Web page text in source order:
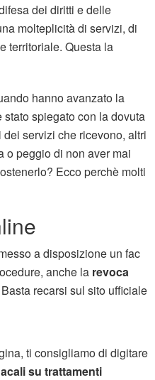
dei diritti e delle
molteplicità di servizi, di
territoriale. Questa la
hanno avanzato la
spiegato con la dovuta
servizi che ricevono, altri
o peggio di non aver mai
Ecco perchè molti
a disposizione un fac
anche la revoca
recarsi sul sito ufficiale
ti consigliamo di digitare
su trattamenti